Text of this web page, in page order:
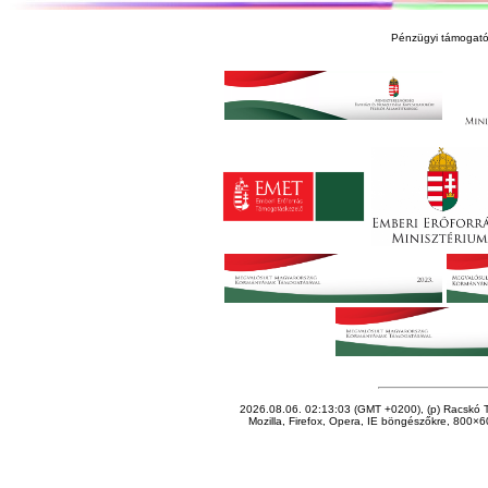
Pénzügyi
2026.08.06. 02:13:03 (GMT +0200), (p) Racskó
Mozilla, Firefox, Opera, IE böngészőkre,